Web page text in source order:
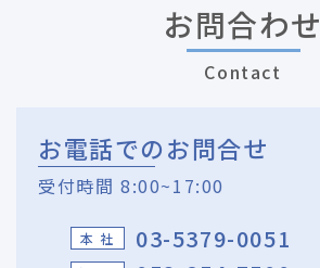
お問合わせ
Contact
お電話でのお問合せ
受付時間 8:00~17:00
本 社 03-5379-0051